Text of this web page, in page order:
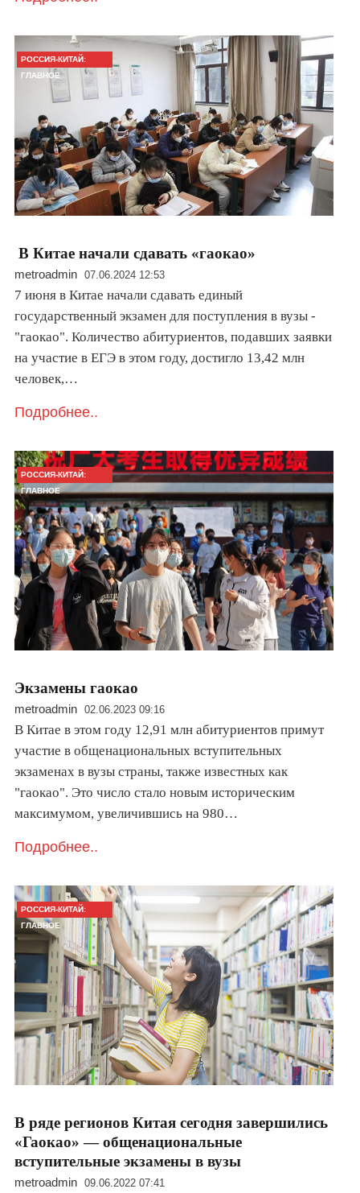
РОССИЯ-КИТАЙ:
ГЛАВНОЕ
В Китае начали сдавать «гаокао»
metroadmin 07.06.2024 12:53
7 июня в Китае начали сдавать единый
государственный экзамен для поступления в вузы -
"гаокао". Количество абитуриентов, подавших заявки
на участие в ЕГЭ в этом году, достигло 13,42 млн
человек,…
Подробнее..
РОССИЯ-КИТАЙ:
ГЛАВНОЕ
Экзамены гаокао
metroadmin 02.06.2023 09:16
В Китае в этом году 12,91 млн абитуриентов примут
участие в общенациональных вступительных
экзаменах в вузы страны, также известных как
"гаокао". Это число стало новым историческим
максимумом, увеличившись на 980…
Подробнее..
РОССИЯ-КИТАЙ:
ГЛАВНОЕ
В ряде регионов Китая сегодня завершились
«Гаокао» — общенациональные
вступительные экзамены в вузы
metroadmin 09.06.2022 07:41